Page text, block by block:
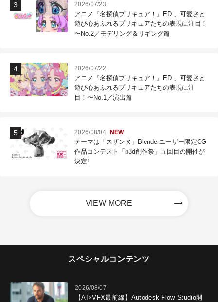
2026/07/23
アニメ『名探偵プリキュア！』ED 、可愛さと
遊び心あふれるプリキュアたちの表現に注目！
〜No.2／モデリング＆リギング篇
2026/07/22
アニメ『名探偵プリキュア！』ED 、可愛さと
遊び心あふれるプリキュアたちの表現に注
目！〜No.1／演出篇
2026/08/04 NEW
テーマは「スザンヌ」Blenderユーザー限定CG
作品コンテスト「b3d創作祭」五回目の開催が
決定!
VIEW MORE
スペシャルコンテンツ
2026/08/07
【AI×VFX最前線】Autodesk Flow Studio開